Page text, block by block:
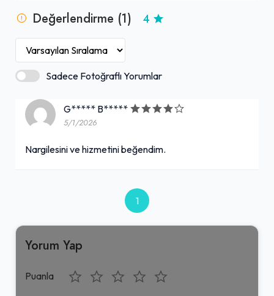
Değerlendirme (1) 4
Sadece Fotoğraflı Yorumlar
G***** B*****
5/1/2026
Nargilesini ve hizmetini beğendim.
1
Yorum Yap
Puanla